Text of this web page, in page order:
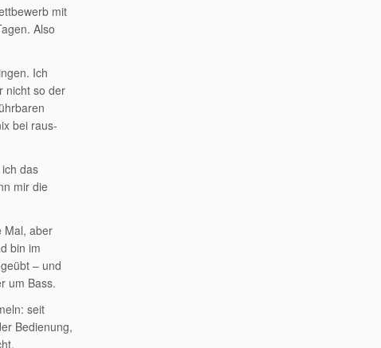
mit
Also
Ich
nicht so der
bei raus-
das
mir die
Mal, aber
bin im
– und
um Bass.
seit
Bedienung,